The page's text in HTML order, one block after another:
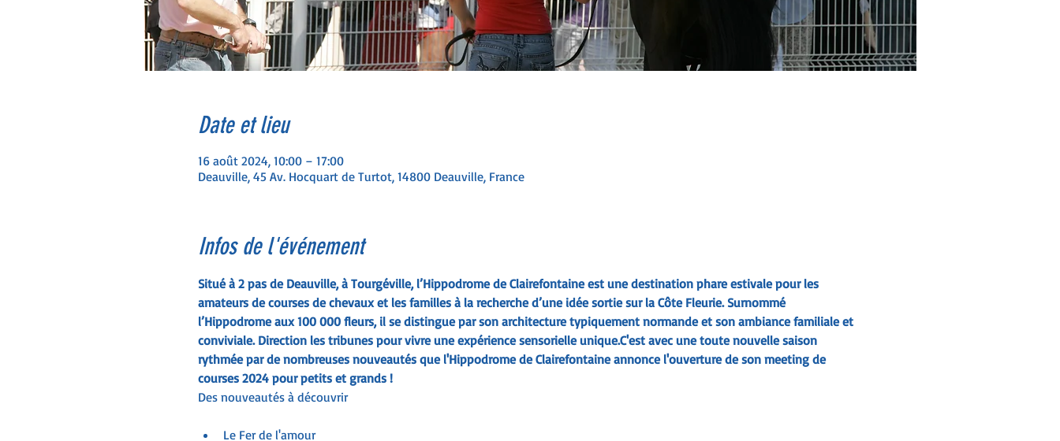
Date et lieu
16 août 2024, 10:00 – 17:00
Deauville, 45 Av. Hocquart de Turtot, 14800 Deauville, France
Infos de l'événement
Situé à 2 pas de Deauville, à Tourgéville, l’Hippodrome de Clairefontaine est une destination phare estivale pour les
amateurs de courses de chevaux et les familles à la recherche d’une idée sortie sur la Côte Fleurie. Surnommé
l’Hippodrome aux 100 000 fleurs, il se distingue par son architecture typiquement normande et son ambiance familiale et
conviviale. Direction les tribunes pour vivre une expérience sensorielle unique.C'est avec une toute nouvelle saison
rythmée par de nombreuses nouveautés que l'Hippodrome de Clairefontaine annonce l'ouverture de son meeting de
courses 2024 pour petits et grands !
Des nouveautés à découvrir
Le Fer de l'amour